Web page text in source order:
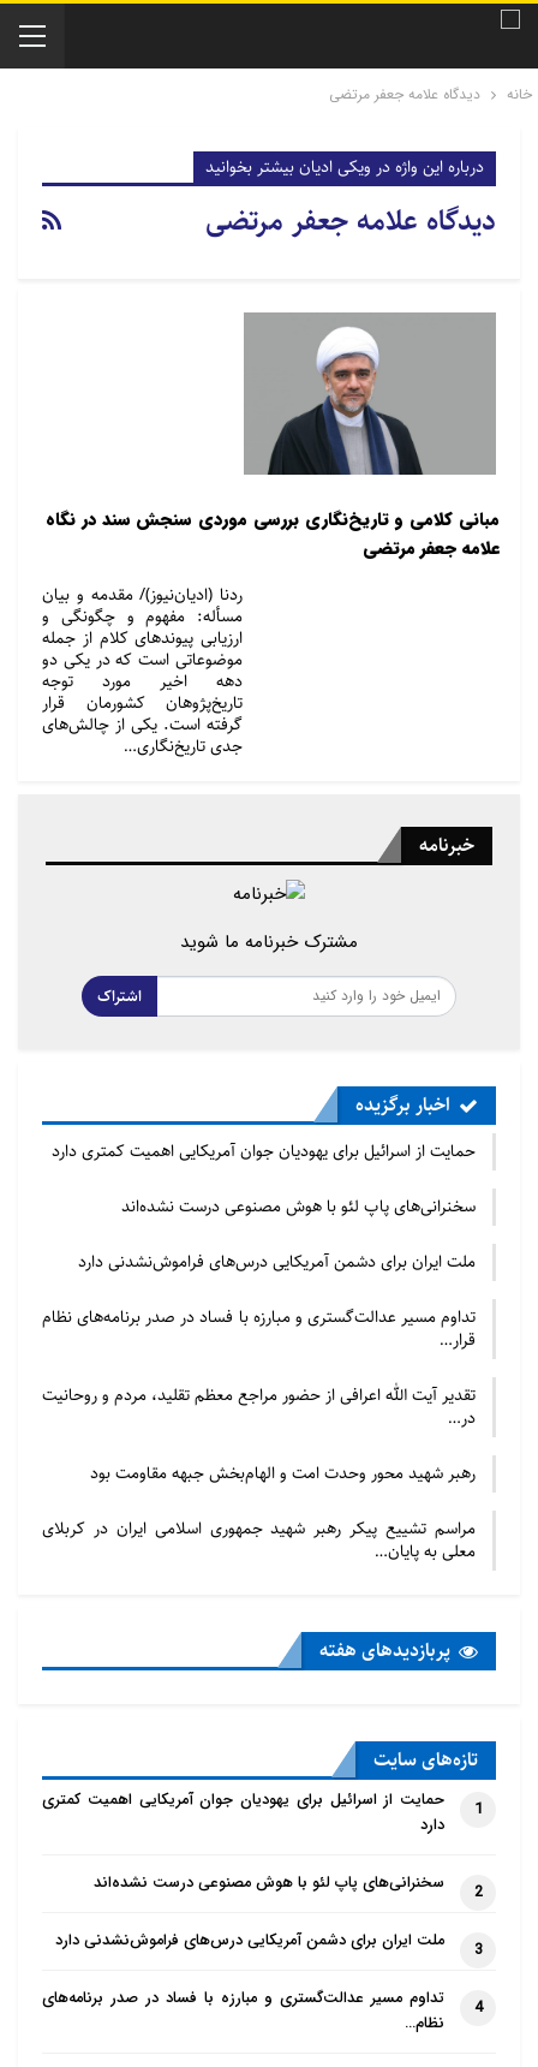
خانه دیدگاه علامه جعفر مرتضی
درباره این واژه در ویکی ادیان بیشتر بخوانید
دیدگاه علامه جعفر مرتضی
مبانی کلامی و تاریخ‌نگاری بررسی موردی سنجش سند در نگاه
علامه جعفر مرتضی
ردنا (ادیان‌نیوز)/ مقدمه و بیان
مسأله: مفهوم و چگونگی و
ارزیابی پیوندهای کلام از جمله
موضوعاتی است که در یکی دو
دهه اخیر مورد توجه
تاریخ‌پژوهان کشورمان قرار
گرفته است. یکی از چالش‌های
جدی تاریخ‌نگاری…
خبرنامه
مشترک خبرنامه ما شوید
اشتراک
اخبار برگزیده
حمایت از اسرائیل برای یهودیان جوان آمریکایی اهمیت کمتری دارد
سخنرانی‌های پاپ لئو با هوش مصنوعی درست نشده‌اند
ملت ایران برای دشمن آمریکایی درس‌های فراموش‌نشدنی دارد
تداوم مسیر عدالت‌گستری و مبارزه با فساد در صدر برنامه‌های نظام
قرار…
تقدیر آیت الله اعرافی از حضور مراجع معظم تقلید، مردم و روحانیت
در…
رهبر شهید محور وحدت امت و الهام‌بخش جبهه مقاومت بود
مراسم تشییع پیکر رهبر شهید جمهوری اسلامی ایران در کربلای
معلی به پایان…
پربازدید‌های هفته
تازه‌‌های سایت
1
حمایت از اسرائیل برای یهودیان جوان آمریکایی اهمیت کمتری
دارد
2 سخنرانی‌های پاپ لئو با هوش مصنوعی درست نشده‌اند
3 ملت ایران برای دشمن آمریکایی درس‌های فراموش‌نشدنی دارد
4
تداوم مسیر عدالت‌گستری و مبارزه با فساد در صدر برنامه‌های
نظام…